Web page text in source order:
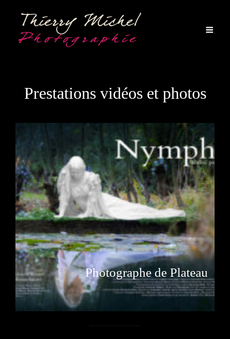
Prestations vidéos et photos
Photographe de Plateau